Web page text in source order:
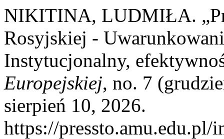
NIKITINA, LUDMIŁA.
Rosyjskiej -
Instytucjonalny,
Europejskiej, no. 7
sierpień 10, 2026.
https://